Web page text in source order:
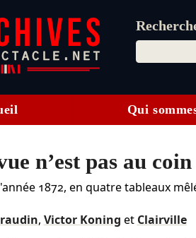
Qui
n’est pas au
1872, en quatre tableaux
, Victor Koning et Clairville